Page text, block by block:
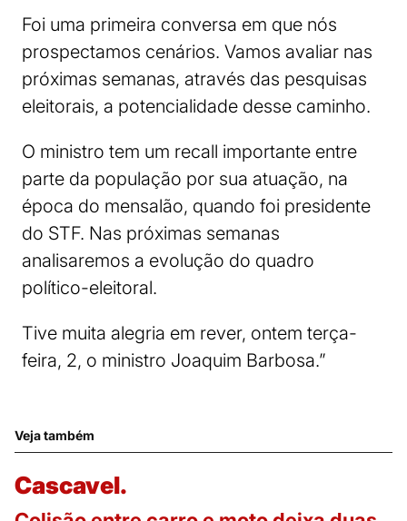
Foi uma primeira conversa em que nós
prospectamos cenários. Vamos avaliar nas
próximas semanas, através das pesquisas
eleitorais, a potencialidade desse caminho.
O ministro tem um recall importante entre
parte da população por sua atuação, na
época do mensalão, quando foi presidente
do STF. Nas próximas semanas
analisaremos a evolução do quadro
político-eleitoral.
Tive muita alegria em rever, ontem terça-
feira, 2, o ministro Joaquim Barbosa.”
Veja também
Cascavel.